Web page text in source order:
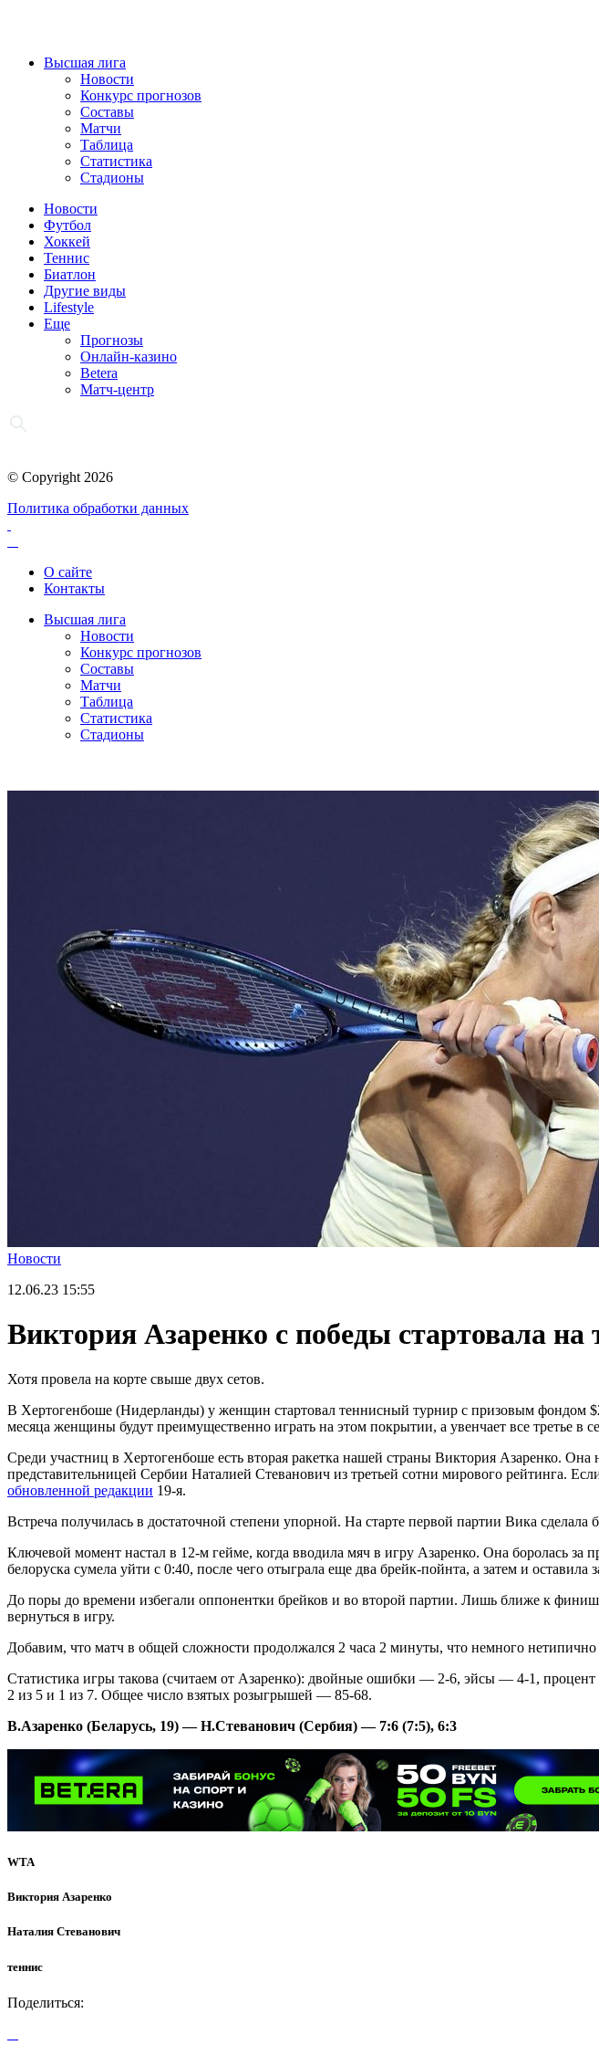
Высшая лига
Новости
Конкурс прогнозов
Составы
Матчи
Таблица
Статистика
Стадионы
Новости
Футбол
Хоккей
Теннис
Биатлон
Другие виды
Lifestyle
Еще
Прогнозы
Онлайн-казино
Betera
Матч-центр
© Copyright 2026
Политика обработки данных
О сайте
Контакты
Высшая лига
Новости
Конкурс прогнозов
Составы
Матчи
Таблица
Статистика
Стадионы
Новости
12.06.23 15:55
Виктория Азаренко с победы стартовала
Хотя провела на корте свыше двух сетов.
В Хертогенбоше (Нидерланды) у женщин стартовал теннисный турнир с призовым фондом
месяца женщины будут преимущественно играть на этом покрытии, а увенчает все третье
Среди участниц в Хертогенбоше есть вторая ракетка нашей страны Виктория Азаренко. Она
представительницей Сербии Наталией Стеванович из третьей сотни мирового рейтинга.
обновленной редакции 19-я.
Встреча получилась в достаточной степени упорной. На старте первой партии Вика
Ключевой момент настал в 12-м гейме, когда вводила мяч в игру Азаренко. Она боролась за
белоруска сумела уйти с 0:40, после чего отыграла еще два брейк-пойнта, а затем и оставила
До поры до времени избегали оппонентки брейков и во второй партии. Лишь ближе к
вернуться в игру.
Добавим, что матч в общей сложности продолжался 2 часа 2 минуты, что немного
Статистика игры такова (считаем от Азаренко): двойные ошибки — 2-6, эйсы — 4-1,
2 из 5 и 1 из 7. Общее число взятых розыгрышей — 85-68.
В.Азаренко (Беларусь, 19) — Н.Стеванович (Сербия) — 7:6 (7:5), 6:3
WTA
Виктория Азаренко
Наталия Стеванович
теннис
Поделиться: